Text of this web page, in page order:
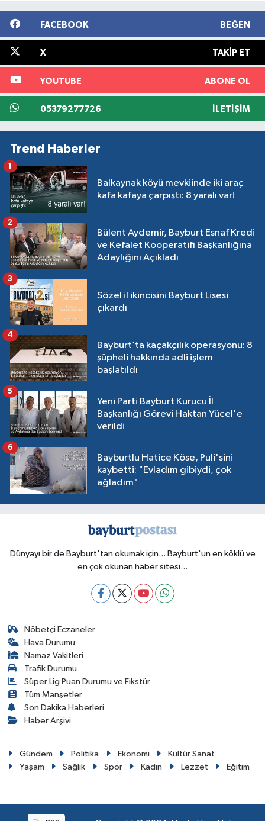
FACEBOOK BEĞEN
X TAKIP ET
YOUTUBE ABONE OL
05379277726 İLETIŞIM
Trend Haberler
Balkaynak köyü mevkiinde iki araç
kafa kafaya çarpıştı: 8 yaralı var!
1
Bülent Aydemir, Bayburt Esnaf Kredi
ve Kefalet Kooperatifi Başkanlığına
Adaylığını Açıkladı
2
Sözel il ikincisini Bayburt Lisesi
çıkardı
3
Bayburt’ta kaçakçılık operasyonu: 8
şüpheli hakkında adli işlem
başlatıldı
4
Yeni Parti Bayburt Kurucu İl
Başkanlığı Görevi Haktan Yücel'e
verildi
5
Bayburtlu Hatice Köse, Puli'sini
kaybetti: "Evladım gibiydi, çok
ağladım"
6
Dünyayı bir de Bayburt'tan okumak için... Bayburt'un en köklü ve
en çok okunan haber sitesi...
Nöbetçi Eczaneler
Hava Durumu
Namaz Vakitleri
Trafik Durumu
Süper Lig Puan Durumu ve Fikstür
Tüm Manşetler
Son Dakika Haberleri
Haber Arşivi
Gündem Politika Ekonomi
Kültür Sanat
Yaşam
Sağlık Spor Kadın Lezzet Eğitim